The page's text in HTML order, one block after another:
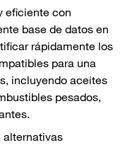
eficiente con
base de datos en
rápidamente los
para una
incluyendo aceites
pesados,
alternativas